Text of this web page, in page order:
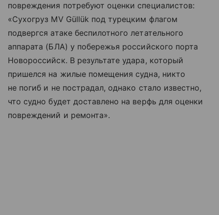
повреждения потребуют оценки специалистов:
«Сухогруз MV Güllük под турецким флагом
подвергся атаке беспилотного летательного
аппарата (БЛА) у побережья российского порта
Новороссийск. В результате удара, который
пришелся на жилые помещения судна, никто
не погиб и не пострадал, однако стало известно,
что судно будет доставлено на верфь для оценки
повреждений и ремонта».